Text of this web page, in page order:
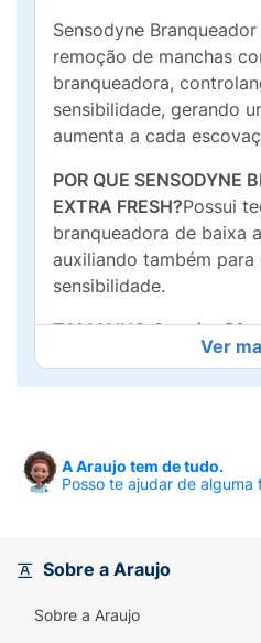
Sensodyne
remoção de manchas
branqueadora,
sensibilidade, gerando
aumenta a cada
POR QUE SENSODYNE
EXTRA FRESH?Possui
branqueadora de baixa
auxiliando também para
sensibilidade.
TAMANHO:Contém 50g.
SABOR REFRESCANTE:
AÇÃO BRANQUEADORA:
de baixa abrasividade
REGIME COMPLETO:
sensibilidade com as
Ver
A Araujo tem de tudo.
Posso te ajudar de alguma
Sobre a Araujo
Sobre a Araujo